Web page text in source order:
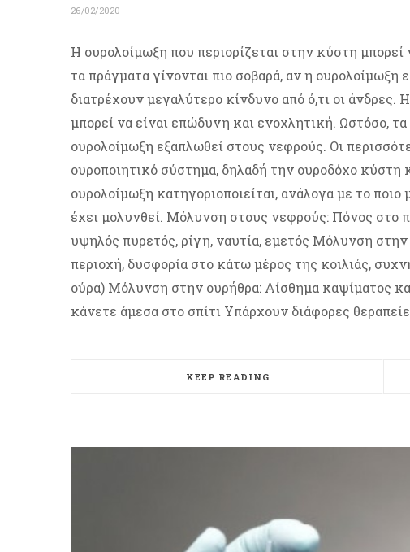
26/02/2020
Η ουρολοίμωξη που περιορίζεται στην κύστη
τα πράγματα γίνονται πιο σοβαρά, αν η
διατρέχουν μεγαλύτερο κίνδυνο από ό,τι οι
μπορεί να είναι επώδυνη και ενοχλητική. Ωστόσο,
ουρολοίμωξη εξαπλωθεί στους νεφρούς. Οι
ουροποιητικό σύστημα, δηλαδή την ουροδόχο κύστη
ουρολοίμωξη κατηγοριοποιείται, ανάλογα με το
έχει μολυνθεί. Μόλυνση στους νεφρούς: Πόνος στο
υψηλός πυρετός, ρίγη, ναυτία, εμετός Μόλυνση
περιοχή, δυσφορία στο κάτω μέρος της κοιλιάς,
ούρα) Μόλυνση στην ουρήθρα: Αίσθημα καψίματος
κάνετε άμεσα στο σπίτι Υπάρχουν διάφορες
KEEP READING